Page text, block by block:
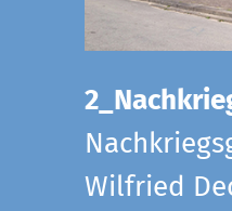
Wilfried